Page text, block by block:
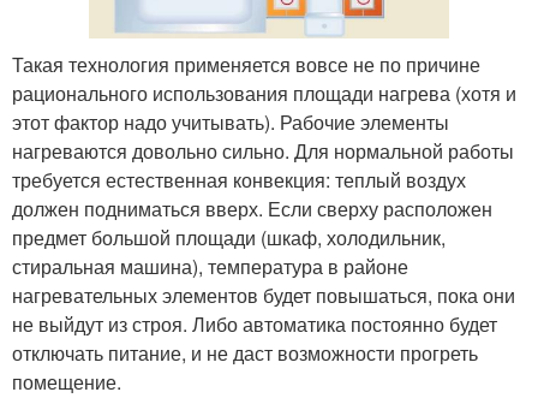
Такая технология применяется вовсе не по причине
рационального использования площади нагрева (хотя и
этот фактор надо учитывать). Рабочие элементы
нагреваются довольно сильно. Для нормальной работы
требуется естественная конвекция: теплый воздух
должен подниматься вверх. Если сверху расположен
предмет большой площади (шкаф, холодильник,
стиральная машина), температура в районе
нагревательных элементов будет повышаться, пока они
не выйдут из строя. Либо автоматика постоянно будет
отключать питание, и не даст возможности прогреть
помещение.